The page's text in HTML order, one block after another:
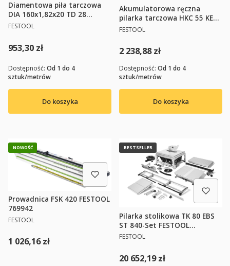
Diamentowa piła tarczowa
DIA 160x1,82x20 TD 28
FESTOOL 578699
PRODUCENT
FESTOOL
Cena
953,30 zł
Do koszyka
Dostępność: Od 1 do 4
sztuk/metrów
Akumulatorowa ręczna
pilarka tarczowa HKC 55 KEB-
PRODUCENT
FESTOOL
Cena
2 238,88 zł
Do koszyka
Dostępność: Od 1 do 4
sztuk/metrów
NOWOŚĆ
Prowadnica FSK 420 FESTOOL
769942
PRODUCENT
FESTOOL
Cena
1 026,16 zł
BESTSELLER
Pilarka stolikowa TK 80 EBS
ST 840-Set FESTOOL
(575781+575840+575825+575
PRODUCENT
FESTOOL
Cena
20 652,19 zł